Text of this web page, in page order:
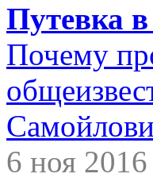
Путевка
Почему
6 ноя 2016